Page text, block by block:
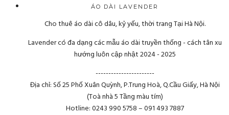
ÁO DÀI LAVENDER
Cho thuê áo dài cô dâu, kỷ yếu, thời trang Tại Hà Nội.
Lavender có đa dạng các mẫu áo dài truyền thống - cách tân xu
hướng luôn cập nhật 2024 - 2025
-----------------------
Địa chỉ: Số 25 Phố Xuân Quỳnh, P.Trung Hoà, Q.Cầu Giấy, Hà Nội
(Toà nhà 5 Tầng màu tím)
Hotline: 0243 990 5758 – 091 493 7887